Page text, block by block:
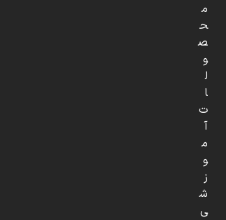
م
ح
ص
و
ل
ا
ت
آ
م
و
ز
ش
ی